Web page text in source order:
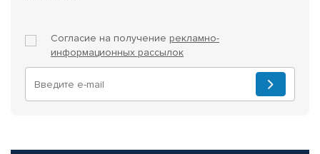
Согласие на получение рекламно-
информационных рассылок